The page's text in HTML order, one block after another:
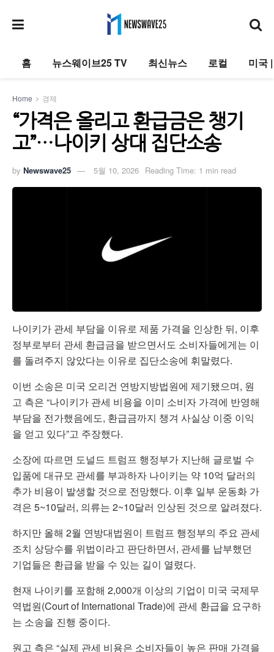
홈 뉴스웨이브25 TV 최신뉴스 로컬 미국
Home 경제
“가격은 올리고 환급금은 챙기
고”…나이키 상대 집단소송
by Newswave25 5월 10, 2026 Reading Time: 1 min read
나이키가 관세 부담을 이유로 제품 가격을 인상한 뒤, 이후
정부로부터 관세 환급금을 받으면서도 소비자들에게는 이
를 돌려주지 않았다는 이유로 집단소송에 휘말렸다.
이번 소송은 미국 오리건 연방지방법원에 제기됐으며, 원
고 측은 “나이키가 관세 비용을 이미 소비자 가격에 반영해
부담을 전가했음에도, 환급금까지 챙겨 사실상 이중 이익
을 얻고 있다”고 주장했다.
소장에 따르면 도널드 트럼프 행정부가 지난해 글로벌 수
입품에 대규모 관세를 부과하자 나이키는 약 10억 달러의
추가 비용이 발생할 것으로 전망했다. 이후 일부 운동화 가
격은 5~10달러, 의류는 2~10달러 인상된 것으로 알려졌다.
하지만 올해 2월 연방대법원이 트럼프 행정부의 주요 관세
조치 상당수를 위법이라고 판단하면서, 관세를 납부했던
기업들은 환급을 받을 수 있는 길이 열렸다.
현재 나이키를 포함해 2,000개 이상의 기업이 미국 국제무
역법원(Court of International Trade)에 관세 환급을 요구하
는 소송을 진행 중이다.
원고 측은 “실제 관세 비용은 소비자들이 높은 판매 가격을